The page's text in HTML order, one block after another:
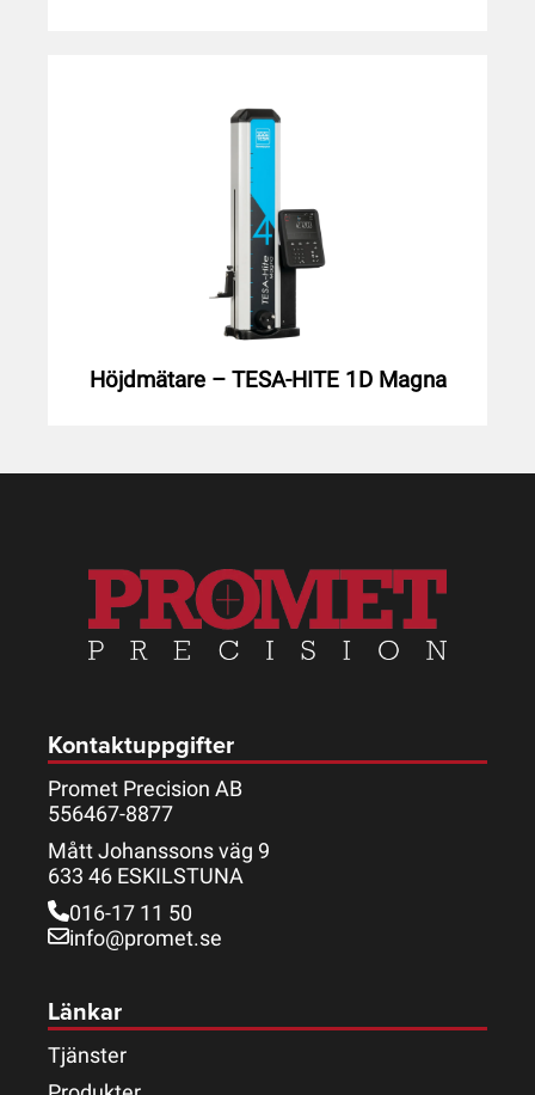
Höjdmätare – TESA-HITE 1D Magna
Kontaktuppgifter
Promet Precision AB
556467-8877
Mått Johanssons väg 9
633 46 ESKILSTUNA
016-17 11 50
info@promet.se
Länkar
Tjänster